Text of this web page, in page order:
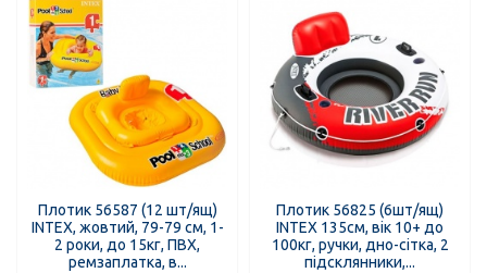
Плотик 56587 (12 шт/ящ)
INTEX, жовтий, 79-79 см, 1-
2 роки, до 15кг, ПВХ,
ремзаплатка, в...
Плотик 56825 (6шт/ящ)
INTEX 135см, вік 10+ до
100кг, ручки, дно-сітка, 2
підсклянники,...